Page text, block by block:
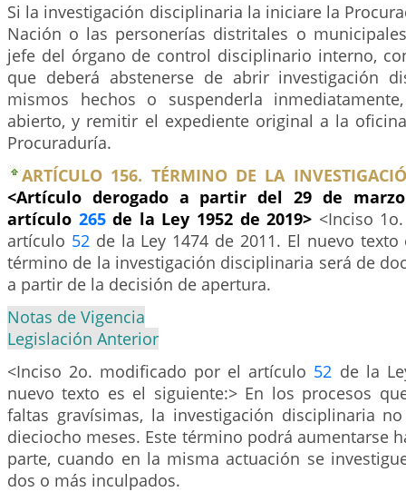
Si la investigación disciplinaria la iniciare la
Nación o las personerías distritales o
jefe del órgano de control disciplinario interno,
que deberá abstenerse de abrir investigación
mismos hechos o suspenderla
abierto, y remitir el expediente original a la
Procuraduría.
ARTÍCULO 156. TÉRMINO DE LA
<Artículo derogado a partir del 29 de
artículo 265de la Ley 1952 de 2019> <Inciso
artículo 52de la Ley 1474 de 2011. El nuevo texto
término de la investigación disciplinaria será de
a partir de la decisión de apertura.
Notas de Vigencia
Legislación Anterior
<Inciso 2o. modificado por el artículo 52 de la
nuevo texto es el siguiente:> En los procesos
faltas gravísimas, la investigación disciplinaria
dieciocho meses. Este término podrá aumentarse
parte, cuando en la misma actuación se
dos o más inculpados.